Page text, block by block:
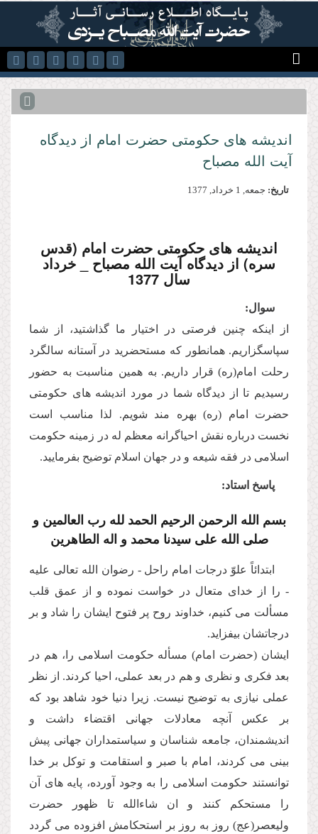
رفتن به محتوای اصلی
اندیشه هاى حكومتى حضرت امام از دیدگاه
آیت الله مصباح
تاریخ: جمعه, 1 خرداد, 1377
اندیشه هاى حكومتى حضرت امام (قدس
سره) از دیدگاه آیت الله مصباح _ خرداد
سال 1377
سوال:
از اینكه چنین فرصتى در اختیار ما گذاشتید، از شما
سپاسگزاریم. همانطور كه مستحضرید در آستانه سالگرد
رحلت امام(ره) قرار داریم. به همین مناسبت به حضور
رسیدیم تا از دیدگاه شما در مورد اندیشه هاى حكومتى
حضرت امام (ره) بهره مند شویم. لذا مناسب است
نخست درباره نقش احیاگرانه معظم له در زمینه حكومت
اسلامى در فقه شیعه و در جهان اسلام توضیح بفرمایید.
پاسخ استاد:
بسم الله الرحمن الرحیم الحمد لله رب العالمین و
صلى الله على سیدنا محمد و اله الطاهرین
ابتدائاً علوّ درجات امام راحل - رضوان الله تعالى علیه
- را از خداى متعال در خواست نموده و از عمق قلب
مسألت مى كنیم، خداوند روح پر فتوح ایشان را شاد و بر
درجاتشان بیفزاید.
ایشان (حضرت امام) مسأله حكومت اسلامى را، هم در
بعد فكرى و نظرى و هم در بعد عملى، احیا كردند. از نظر
عملى نیازى به توضیح نیست. زیرا دنیا خود شاهد بود كه
بر عكس آنچه معادلات جهانى اقتضاء داشت و
اندیشمندان، جامعه شناسان و سیاستمداران جهانى پیش
بینى مى كردند، امام با صبر و استقامت و توكل بر خدا
توانستند حكومت اسلامى را به وجود آورده، پایه هاى آن
را مستحكم كنند و ان شاءالله تا ظهور حضرت
ولیعصر(عج) روز به روز بر استحكامش افزوده مى گردد